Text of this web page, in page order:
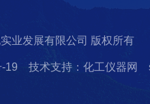
业发展有限公司 版权所有
19 技术支持：化工仪器网